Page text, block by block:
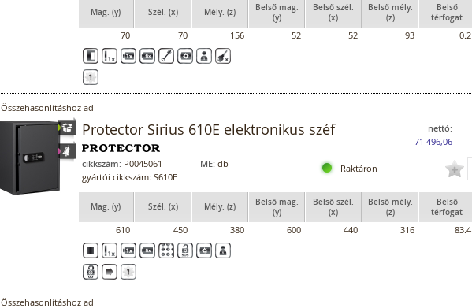
Mag. (y) Szél. (x) Mély. (z)
Belső mag.
(y)
Belső szél.
(x)
Belső mély.
(z)
Belső
térfogat
70 70 156 52 52 93 0.2
Összehasonlításhoz ad
nettó:
71 496,06
Protector Sirius 610E elektronikus széf
cikkszám: P0045061 ME: db Raktáron
gyártói cikkszám: S610E
Mag. (y) Szél. (x) Mély. (z)
Belső mag.
(y)
Belső szél.
(x)
Belső mély.
(z)
Belső
térfogat
610 450 380 600 440 316 83.4
Összehasonlításhoz ad